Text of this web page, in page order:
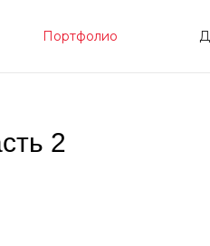
Портфолио
2